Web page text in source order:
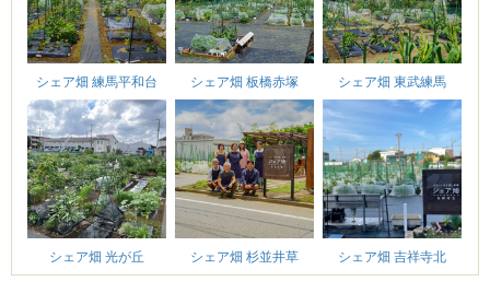
シェア畑 練馬平和台 シェア畑 板橋赤塚 シェア畑 東武練馬
シェア畑 光が丘 シェア畑 杉並井草 シェア畑 吉祥寺北